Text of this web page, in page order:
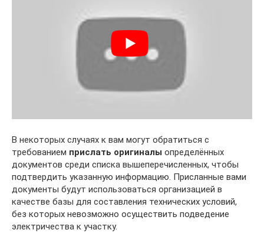
В некоторых случаях к вам могут обратиться с
требованием прислать оригиналы определённых
документов среди списка вышеперечисленных, чтобы
подтвердить указанную информацию. Присланные вами
документы будут использоваться организацией в
качестве базы для составления технических условий,
без которых невозможно осуществить подведение
электричества к участку.